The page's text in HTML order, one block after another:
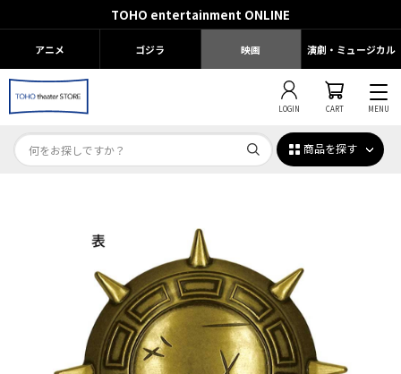
TOHO entertainment ONLINE
アニメ ゴジラ 映画 演劇・ミュージカル
LOGIN CART MENU
商品を探す